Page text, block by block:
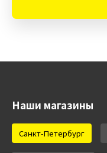
Наши магазины
Санкт-Петербург